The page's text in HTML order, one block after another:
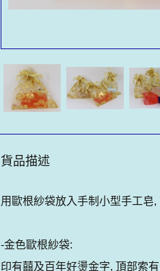
貨品描述
用歐根紗袋放入手制小型手工皂
-金色歐根紗袋:
印有囍及百年好燙金字, 頂部索